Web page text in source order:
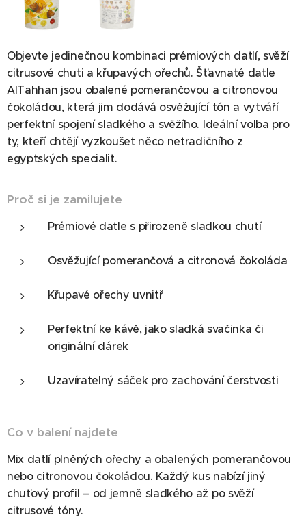
Objevte jedinečnou kombinaci prémiových datlí, svěží
citrusové chuti a křupavých ořechů. Šťavnaté datle
AlTahhan jsou obalené pomerančovou a citronovou
čokoládou, která jim dodává osvěžující tón a vytváří
perfektní spojení sladkého a svěžího. Ideální volba pro
ty, kteří chtějí vyzkoušet něco netradičního z
egyptských specialit.
Proč si je zamilujete
Prémiové datle s přirozeně sladkou chutí
Osvěžující pomerančová a citronová čokoláda
Křupavé ořechy uvnitř
Perfektní ke kávě, jako sladká svačinka či
originální dárek
Uzavíratelný sáček pro zachování čerstvosti
Co v balení najdete
Mix datlí plněných ořechy a obalených pomerančovou
nebo citronovou čokoládou. Každý kus nabízí jiný
chuťový profil – od jemně sladkého až po svěží
citrusové tóny.